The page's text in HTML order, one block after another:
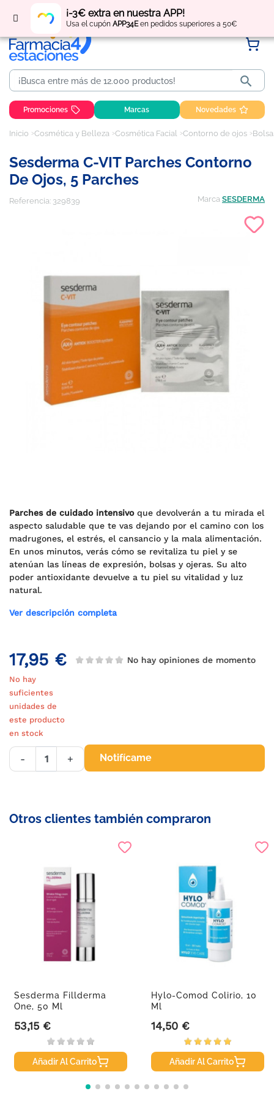
¡-3€ extra en nuestra APP!
Usa el cupón APP34Een pedidos superiores a 50€
Regístratey obtén puntos por tus compras

Promociones Marcas Novedades
Inicio Cosmética y Belleza Cosmética Facial Contorno de ojos
Sesderma C-VIT Parches Contorno
De Ojos, 5 Parches
Referencia: 329839 Marca SESDERMA
Parches de cuidado intensivoque devolverán a tu mirada el
aspecto saludable que te vas dejando por el camino con los
madrugones, el estrés, el cansancio y la mala alimentación.
En unos minutos, verás cómo se revitaliza tu piel y se
atenúan las líneas de expresión, bolsas y ojeras. Su alto
poder antioxidante devuelve a tu piel su vitalidad y luz
natural.
Ver descripción completa
17,95 € No hay opiniones de momento
No hay
suficientes
unidades de
este producto
en stock
- + Notifícame
Otros clientes también compraron
Sesderma Fillderma
One, 50 Ml
Precio
53,15 €
Añadir Al Carrito
Hylo-Comod Colirio, 10
Ml
Precio
14,50 €
Añadir Al Carrito